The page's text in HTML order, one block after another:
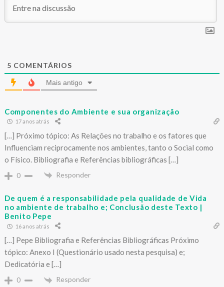
5 COMENTÁRIOS
Mais antigo
Componentes do Ambiente e sua organização
17 anos atrás
[…] Próximo tópico: As Relações no trabalho e os fatores que
Influenciam reciprocamente nos ambientes, tanto o Social como
o Físico. Bibliografia e Referências bibliográficas […]
0 Responder
De quem é a responsabilidade pela qualidade de Vida
no ambiente de trabalho e; Conclusão deste Texto |
Benito Pepe
16 anos atrás
[…] Pepe Bibliografia e Referências Bibliográficas Próximo
tópico: Anexo I (Questionário usado nesta pesquisa) e;
Dedicatória e […]
0 Responder